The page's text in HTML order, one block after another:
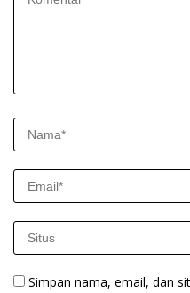
Simpan nama, email, dan